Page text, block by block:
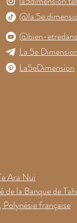
@bien-
La 5e
La5eDimension
Ara Nui
la Banque de
française